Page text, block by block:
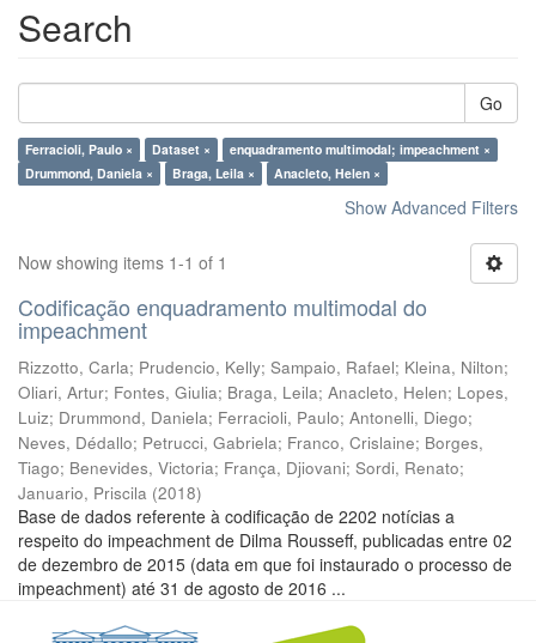
Search
Go
Ferracioli, Paulo × Dataset ×
enquadramento multimodal; impeachment ×
Drummond, Daniela ×
Braga, Leila × Anacleto, Helen ×
Show Advanced Filters
Now showing items 1-1 of 1
Codificação enquadramento multimodal do
impeachment
Rizzotto, Carla; Prudencio, Kelly; Sampaio, Rafael; Kleina, Nilton;
Oliari, Artur; Fontes, Giulia; Braga, Leila; Anacleto, Helen; Lopes,
Luiz; Drummond, Daniela; Ferracioli, Paulo; Antonelli, Diego;
Neves, Dédallo; Petrucci, Gabriela; Franco, Crislaine; Borges,
Tiago; Benevides, Victoria; França, Djiovani; Sordi, Renato;
Januario, Priscila (2018)
Base de dados referente à codificação de 2202 notícias a
respeito do impeachment de Dilma Rousseff, publicadas entre 02
de dezembro de 2015 (data em que foi instaurado o processo de
impeachment) até 31 de agosto de 2016 ...